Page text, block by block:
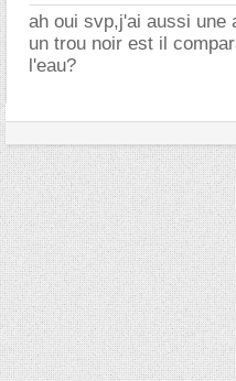
ah oui svp,j'ai aussi une
un trou noir est il
l'eau?